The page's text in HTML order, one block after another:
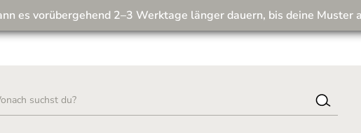
Wir machen unseren Musterversand fit für die Zukunft! 💪
es vorübergehend 2–3 Werktage länger dauern, bis deine Muster